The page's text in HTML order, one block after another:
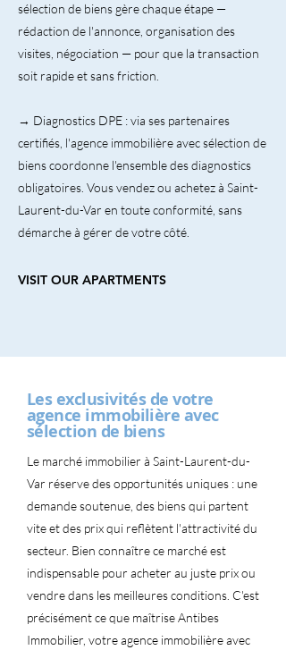
sélection de biens gère chaque étape —
rédaction de l'annonce, organisation des
visites, négociation — pour que la transaction
soit rapide et sans friction.
→ Diagnostics DPE : via ses partenaires
certifiés, l'agence immobilière avec sélection de
biens coordonne l'ensemble des diagnostics
obligatoires. Vous vendez ou achetez à Saint-
Laurent-du-Var en toute conformité, sans
démarche à gérer de votre côté.
VISIT OUR APARTMENTS
Les exclusivités de votre
agence immobilière avec
sélection de biens
Le marché immobilier à Saint-Laurent-du-
Var réserve des opportunités uniques : une
demande soutenue, des biens qui partent
vite et des prix qui reflètent l'attractivité du
secteur. Bien connaître ce marché est
indispensable pour acheter au juste prix ou
vendre dans les meilleures conditions. C'est
précisément ce que maîtrise Antibes
Immobilier, votre agence immobilière avec